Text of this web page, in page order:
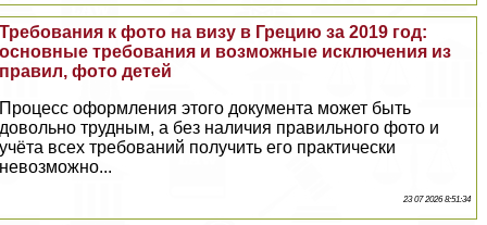
Требования к фото на визу в Грецию за 2019 год:
основные требования и возможные исключения из
правил, фото детей
Процесс оформления этого документа может быть
довольно трудным, а без наличия правильного фото и
учёта всех требований получить его пpaктически
невозможно...
23 07 2026 8:51:34